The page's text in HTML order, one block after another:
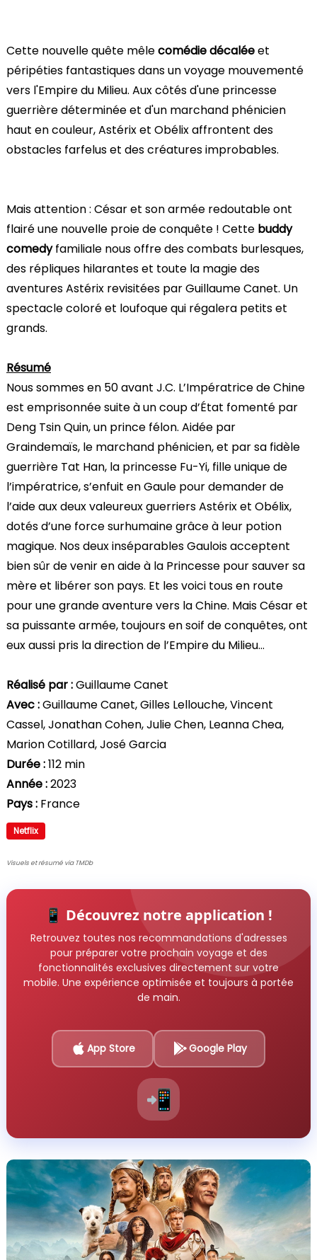
Cette nouvelle quête mêlecomédie décaléeet
péripéties fantastiques dans un voyage mouvementé
vers l'Empire du Milieu. Aux côtés d'une princesse
guerrière déterminée et d'un marchand phénicien
haut en couleur, Astérix et Obélix affrontent des
obstacles farfelus et des créatures improbables.
Mais attention : César et son armée redoutable ont
flairé une nouvelle proie de conquête ! Cette buddy
comedyfamiliale nous offre des combats burlesques,
des répliques hilarantes et toute la magie des
aventures Astérix revisitées par Guillaume Canet. Un
spectacle coloré et loufoque qui régalera petits et
grands.
Résumé
Nous sommes en 50 avant J.C. L’Impératrice de Chine
est emprisonnée suite à un coup d’État fomenté par
Deng Tsin Quin, un prince félon. Aidée par
Graindemaïs, le marchand phénicien, et par sa fidèle
guerrière Tat Han, la princesse Fu-Yi, fille unique de
l’impératrice, s’enfuit en Gaule pour demander de
l’aide aux deux valeureux guerriers Astérix et Obélix,
dotés d’une force surhumaine grâce à leur potion
magique. Nos deux inséparables Gaulois acceptent
bien sûr de venir en aide à la Princesse pour sauver sa
mère et libérer son pays. Et les voici tous en route
pour une grande aventure vers la Chine. Mais César et
sa puissante armée, toujours en soif de conquêtes, ont
eux aussi pris la direction de l’Empire du Milieu…
Réalisé par :Guillaume Canet
Avec :Guillaume Canet, Gilles Lellouche, Vincent
Cassel, Jonathan Cohen, Julie Chen, Leanna Chea,
Marion Cotillard, José Garcia
Durée :112 min
Année :2023
Pays : France
Netflix
Visuels et résumé via TMDb
📱 Découvrez notre application !
Retrouvez toutes nos recommandations d'adresses
pour préparer votre prochain voyage et des
fonctionnalités exclusives directement sur votre
mobile. Une expérience optimisée et toujours à portée
de main.
App Store Google Play
📲